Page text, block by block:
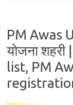
PM Awas
योजना
list, PM